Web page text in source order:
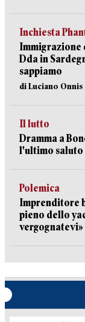
Inchiesta
Immigrazione
Dda in
sappiamo
di Luciano Onnis
Il lutto
Dramma a
l'ultimo saluto
Polemica
Imprenditore
pieno dello
vergognatevi»